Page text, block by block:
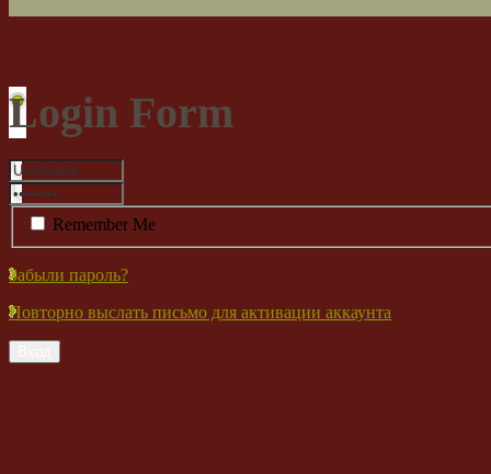
Login Form
Remember Me
Забыли пароль?
Повторно выслать письмо для активации аккаунта